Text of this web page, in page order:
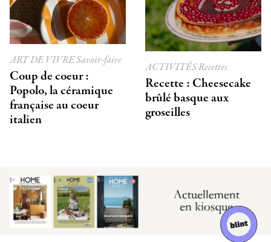
ART DE VIVRESavoir-faire
Coup de coeur :
Popolo, la céramique
française au coeur
italien
ACTIVITÉSRecettes
Recette : Cheesecake
brûlé basque aux
groseilles